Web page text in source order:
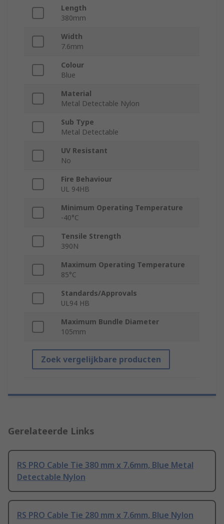
Length
380mm
Width
7.6mm
Colour
Blue
Material
Metal Detectable Nylon
Sub Type
Metal Detectable
UV Resistant
No
Fire Behaviour
UL 94HB
Minimum Operating Temperature
-40°C
Tensile Strength
390N
Maximum Operating Temperature
85°C
Standards/Approvals
UL94 HB
Maximum Bundle Diameter
105mm
Zoek vergelijkbare producten
Gerelateerde Links
RS PRO Cable Tie 380 mm x 7.6mm, Blue Metal
Detectable Nylon
RS PRO Cable Tie 280 mm x 7.6mm, Blue Nylon